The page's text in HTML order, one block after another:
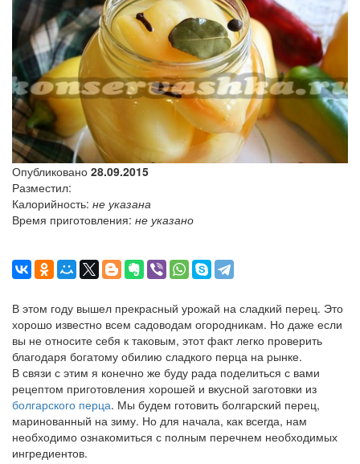
Опубликовано 28.09.2015
Разместил:
Калорийность: не указана
Время приготовления: не указано
В этом году вышел прекрасный урожай на сладкий перец. Это
хорошо известно всем садоводам огородникам. Но даже если
вы не относите себя к таковым, этот факт легко проверить
благодаря богатому обилию сладкого перца на рынке.
В связи с этим я конечно же буду рада поделиться с вами
рецептом приготовления хорошей и вкусной заготовки из
болгарского перца. Мы будем готовить болгарский перец,
маринованный на зиму. Но для начала, как всегда, нам
необходимо ознакомиться с полным перечнем необходимых
ингредиентов.